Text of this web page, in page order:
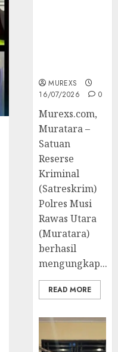
MUREXS
16/07/2026
0
Murexs.com,
Muratara –
Satuan
Reserse
Kriminal
(Satreskrim)
Polres Musi
Rawas Utara
(Muratara)
berhasil
mengungkap...
READ MORE